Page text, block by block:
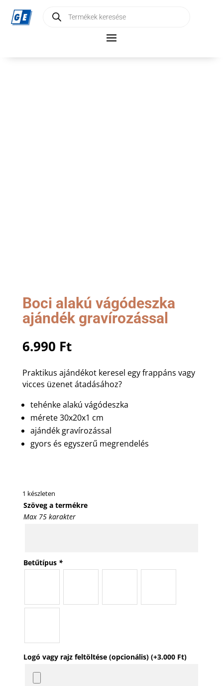
search
Boci alakú vágódeszka
ajándék gravírozással
6.990 Ft
Praktikus ajándékot keresel egy frappáns vagy
vicces üzenet átadásához?
tehénke alakú vágódeszka
mérete 30x20x1 cm
ajándék gravírozással
gyors és egyszerű megrendelés
1 készleten
Szöveg a termékre
Max 75 karakter
Betűtípus *
Logó vagy rajz feltöltése (opcionális) (+3.000 Ft)